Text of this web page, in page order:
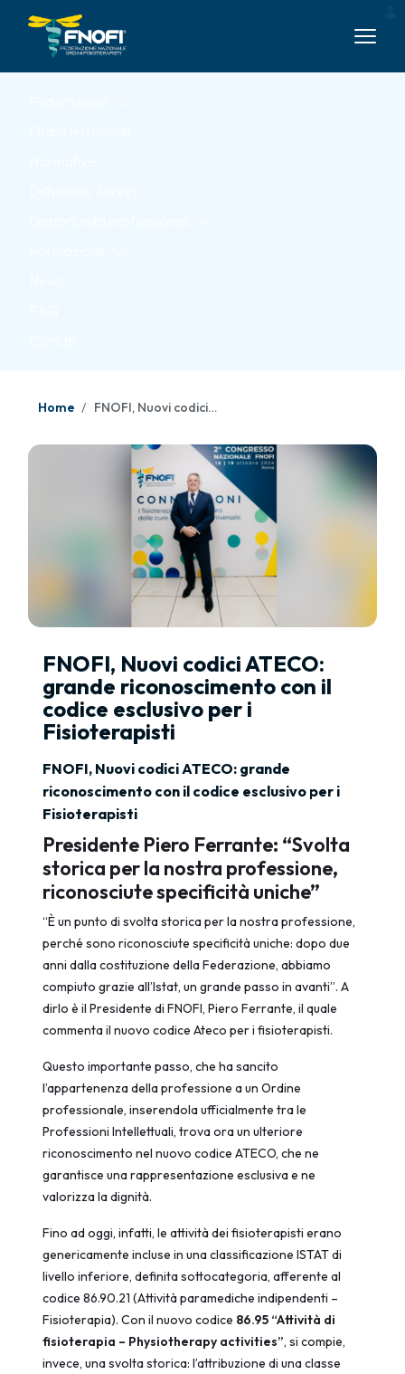
Skip to Main Content
Home FNOFI, Nuovi codici ATECO: grande riconoscimento con il codice esclusivo per i Fisioterapisti
FNOFI, Nuovi codici ATECO:
grande riconoscimento con il
codice esclusivo per i
Fisioterapisti
FNOFI, Nuovi codici ATECO: grande
riconoscimento con il codice esclusivo per i
Fisioterapisti
Presidente Piero Ferrante: “Svolta
storica per la nostra professione,
riconosciute specificità uniche”
“È un punto di svolta storica per la nostra professione,
perché sono riconosciute specificità uniche: dopo due
anni dalla costituzione della Federazione, abbiamo
compiuto grazie all’Istat, un grande passo in avanti”. A
dirlo è il Presidente di FNOFI, Piero Ferrante, il quale
commenta il nuovo codice Ateco per i fisioterapisti.
Questo importante passo, che ha sancito
l’appartenenza della professione a un Ordine
professionale, inserendola ufficialmente tra le
Professioni Intellettuali, trova ora un ulteriore
riconoscimento nel nuovo codice ATECO, che ne
garantisce una rappresentazione esclusiva e ne
valorizza la dignità.
Fino ad oggi, infatti, le attività dei fisioterapisti erano
genericamente incluse in una classificazione ISTAT di
livello inferiore, definita sottocategoria, afferente al
codice 86.90.21 (Attività paramediche indipendenti –
Fisioterapia). Con il nuovo codice 86.95 “Attività di
fisioterapia – Physiotherapy activities”, si compie,
invece, una svolta storica: l’attribuzione di una classe